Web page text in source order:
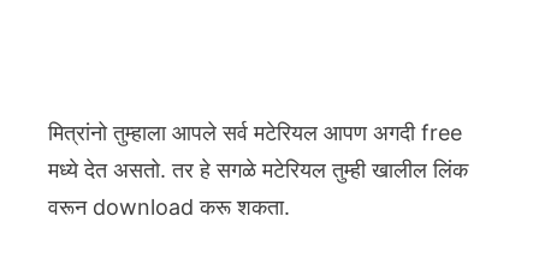
मित्रांनो तुम्हाला आपले सर्व मटेरियल आपण अगदी free
मध्ये देत असतो. तर हे सगळे मटेरियल तुम्ही खालील लिंक
वरून download करू शकता.